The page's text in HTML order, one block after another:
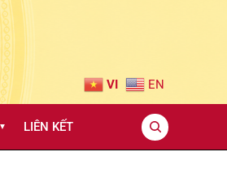
VI EN
▼ LIÊN KẾT